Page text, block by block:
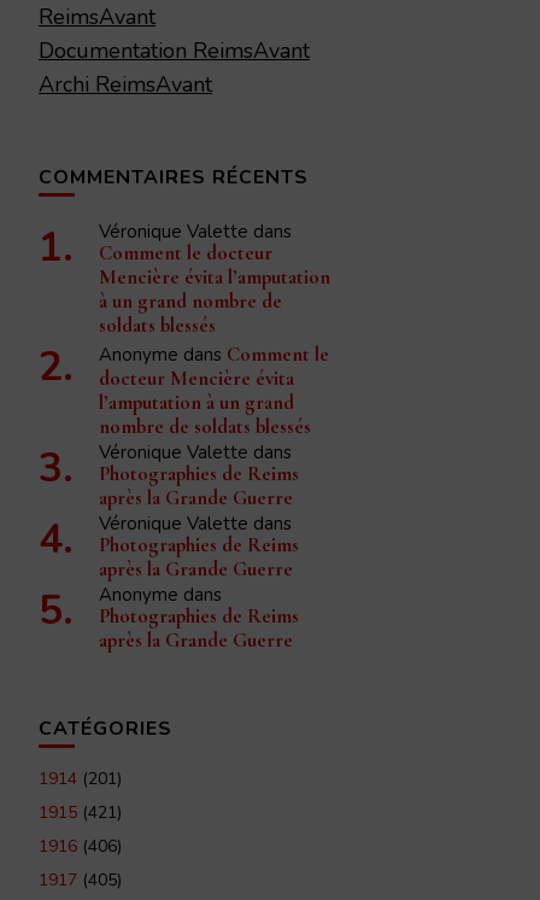
ReimsAvant
Documentation ReimsAvant
Archi ReimsAvant
COMMENTAIRES RÉCENTS
Véronique Valette dans
Comment le docteur
Mencière évita l’amputation
à un grand nombre de
soldats blessés
Anonyme dans Comment le
docteur Mencière évita
l’amputation à un grand
nombre de soldats blessés
Véronique Valette dans
Photographies de Reims
après la Grande Guerre
Véronique Valette dans
Photographies de Reims
après la Grande Guerre
Anonyme dans
Photographies de Reims
après la Grande Guerre
CATÉGORIES
1914 (201)
1915 (421)
1916 (406)
1917 (405)